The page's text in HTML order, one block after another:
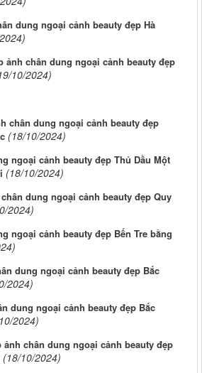
dung ngoại cảnh beauty đẹp Hà
ảnh chân dung ngoại cảnh beauty đẹp
10/2024)
chân dung ngoại cảnh beauty đẹp
(18/10/2024)
ngoại cảnh beauty đẹp Thủ Dầu Một
(18/10/2024)
dung ngoại cảnh beauty đẹp Quy
2024)
ngoại cảnh beauty đẹp Bến Tre bằng
dung ngoại cảnh beauty đẹp Bắc
2024)
dung ngoại cảnh beauty đẹp Bắc
2024)
ảnh chân dung ngoại cảnh beauty đẹp
(18/10/2024)